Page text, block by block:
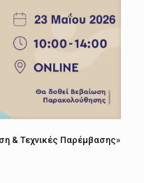
& Τεχνικές Παρέμβασης»